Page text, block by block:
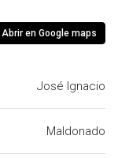
Abrir en Google maps
José Ignacio
Maldonado